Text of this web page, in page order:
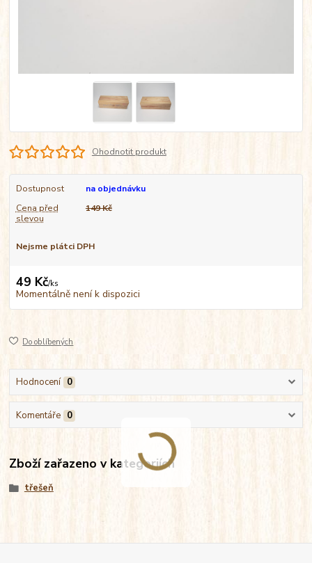
Ohodnotit produkt
Dostupnost
na objednávku
Cena před
slevou
149 Kč
Nejsme plátci DPH
49 Kč/ks
Momentálně není k dispozici
Do oblíbených
Hodnocení 0
Komentáře 0
Zboží zařazeno v kategoriích
třešeň